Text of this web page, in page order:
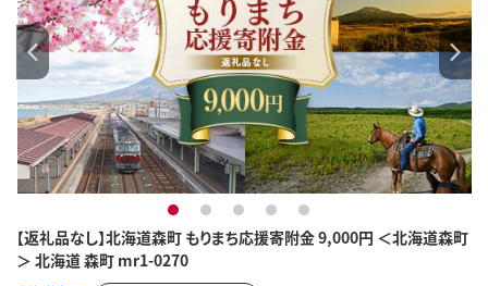
【返礼品なし】北海道森町 もりまち応援寄附金 9,000円 ＜北海道森町
＞ 北海道 森町 mr1-0270
1 2 3 4 5